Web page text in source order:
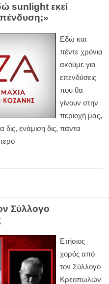
sunlight εκεί
Εδώ και
πέντε χρόνια
ακούμε για
επενδύσεις
που θα
γίνουν στην
περιοχή μας,
δις, ενάμιση δις, πάντα
Σύλλογο
Ετήσιος
χορός από
τον Σύλλογο
Κρεοπωλών